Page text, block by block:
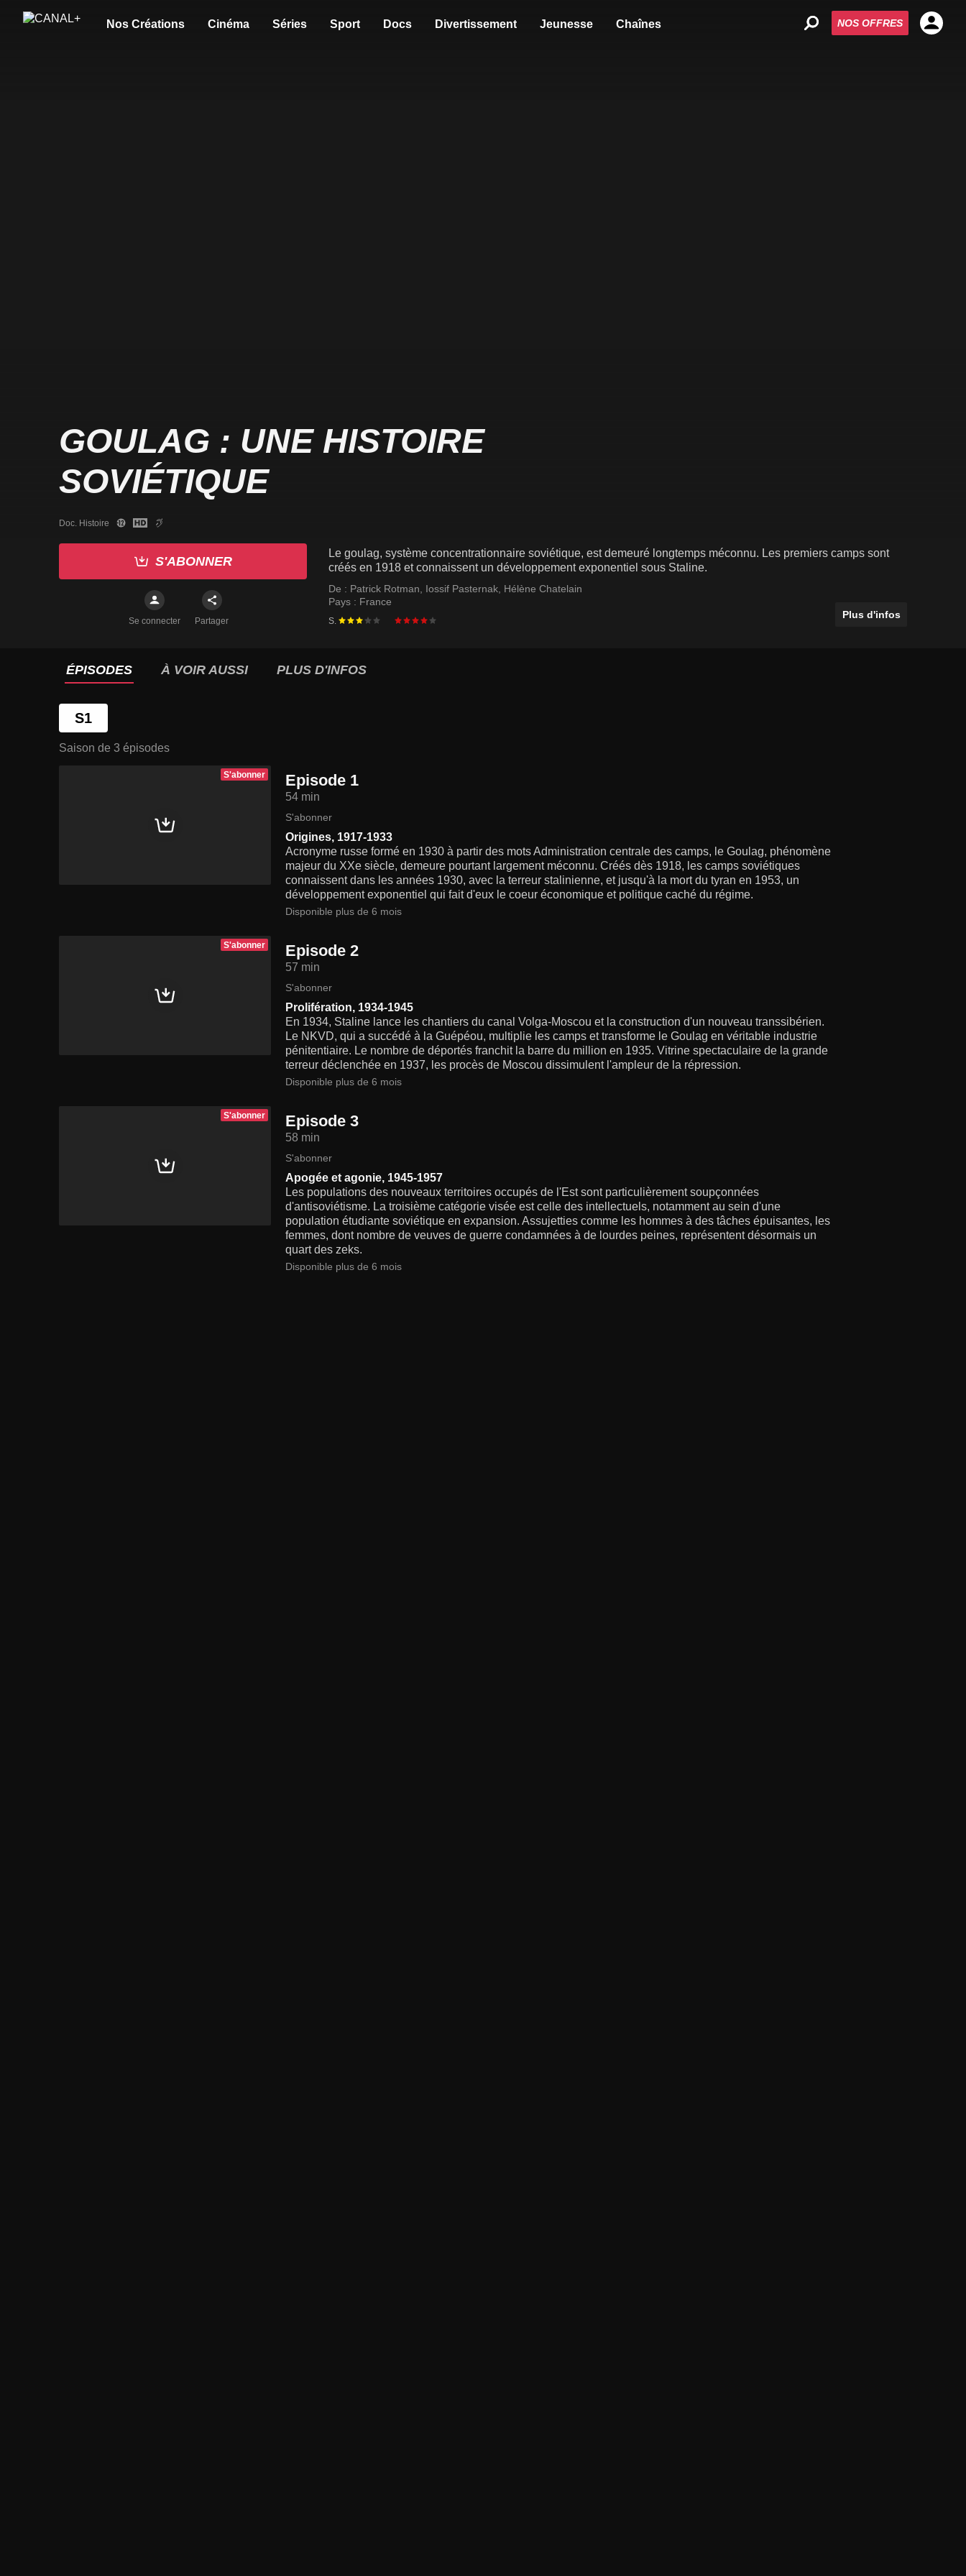
Nos Créations Cinéma Séries Sport Docs Divertissement Jeunesse Chaînes NOS OFFRES
GOULAG : UNE HISTOIRE
SOVIÉTIQUE
Doc. Histoire
S'ABONNER
Se connecter Partager
Le goulag, système concentrationnaire soviétique, est demeuré longtemps méconnu. Les premiers camps sont
créés en 1918 et connaissent un développement exponentiel sous Staline.
De : Patrick Rotman Iossif Pasternak Hélène Chatelain
Pays : France
S.
Plus d'infos
ÉPISODES À VOIR AUSSI PLUS D'INFOS
S1
Saison de 3 épisodes
S'abonner Episode 1
54 min
S'abonner
Origines, 1917-1933
Acronyme russe formé en 1930 à partir des mots Administration centrale des camps, le Goulag, phénomène
majeur du XXe siècle, demeure pourtant largement méconnu. Créés dès 1918, les camps soviétiques
connaissent dans les années 1930, avec la terreur stalinienne, et jusqu'à la mort du tyran en 1953, un
développement exponentiel qui fait d'eux le coeur économique et politique caché du régime.
Disponible plus de 6 mois
S'abonner Episode 2
57 min
S'abonner
Prolifération, 1934-1945
En 1934, Staline lance les chantiers du canal Volga-Moscou et la construction d'un nouveau transsibérien.
Le NKVD, qui a succédé à la Guépéou, multiplie les camps et transforme le Goulag en véritable industrie
pénitentiaire. Le nombre de déportés franchit la barre du million en 1935. Vitrine spectaculaire de la grande
terreur déclenchée en 1937, les procès de Moscou dissimulent l'ampleur de la répression.
Disponible plus de 6 mois
S'abonner Episode 3
58 min
S'abonner
Apogée et agonie, 1945-1957
Les populations des nouveaux territoires occupés de l'Est sont particulièrement soupçonnées
d'antisoviétisme. La troisième catégorie visée est celle des intellectuels, notamment au sein d'une
population étudiante soviétique en expansion. Assujetties comme les hommes à des tâches épuisantes, les
femmes, dont nombre de veuves de guerre condamnées à de lourdes peines, représentent désormais un
quart des zeks.
Disponible plus de 6 mois